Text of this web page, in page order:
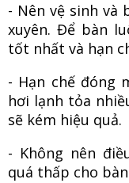
- Nên vệ sinh
xuyên. Để bàn
tốt nhất và hạn
- Hạn chế đóng
hơi lạnh tỏa
sẽ kém hiệu quả.
- Không nên
quá thấp cho